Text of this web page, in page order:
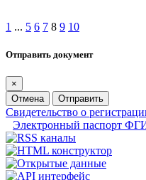
1 ... 5 6 7 8 9 10
Отправить документ
×
Отмена
Отправить
Свидетельство о
Электронный паспорт